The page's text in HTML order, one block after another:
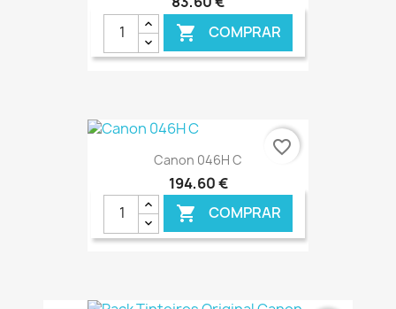
 COMPRAR
€ ONLINE
Canon 046H C
194,60 €
 COMPRAR
favorite_border